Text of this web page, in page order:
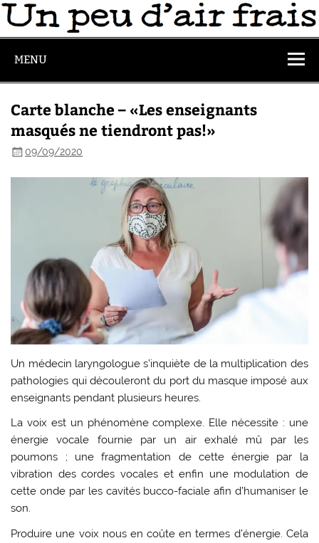
MENU
Carte blanche – «Les enseignants
masqués ne tiendront pas!»
09/09/2020
Un médecin laryngologue s’inquiète de la multiplication des
pathologies qui découleront du port du masque imposé aux
enseignants pendant plusieurs heures.
La voix est un phénomène complexe. Elle nécessite : une
énergie vocale fournie par un air exhalé mû par les
poumons ; une fragmentation de cette énergie par la
vibration des cordes vocales et enfin une modulation de
cette onde par les cavités bucco-faciale afin d’humaniser le
son.
Produire une voix nous en coûte en termes d’énergie. Cela